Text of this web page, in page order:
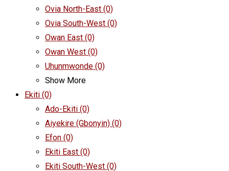
Ovia North-East (0)
Ovia South-West (0)
Owan East (0)
Owan West (0)
Uhunmwonde (0)
Show More
Ekiti (0)
Ado-Ekiti (0)
Aiyekire (Gbonyin) (0)
Efon (0)
Ekiti East (0)
Ekiti South-West (0)